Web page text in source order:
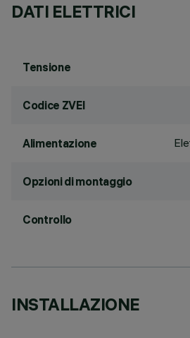
DATI ELETTRICI
Tensione
Codice ZVEI
Alimentazione
Opzioni di montaggio
Controllo
INSTALLAZIONE